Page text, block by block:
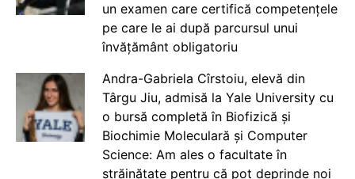
un examen care certifică competențele
pe care le ai după parcursul unui
învățământ obligatoriu
Andra-Gabriela Cîrstoiu, elevă din
Târgu Jiu, admisă la Yale University cu
o bursă completă în Biofizică și
Biochimie Moleculară și Computer
Science: Am ales o facultate în
străinătate pentru că pot deprinde noi